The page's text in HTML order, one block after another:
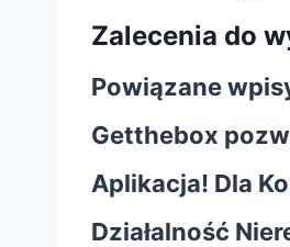
Zalecenia do
Powiązane
Getthebox
Aplikacja! Dla
Działalność